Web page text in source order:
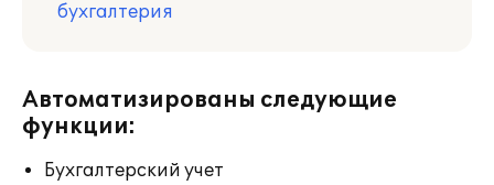
бухгалтерия
Автоматизированы следующие
функции:
Бухгалтерский учет